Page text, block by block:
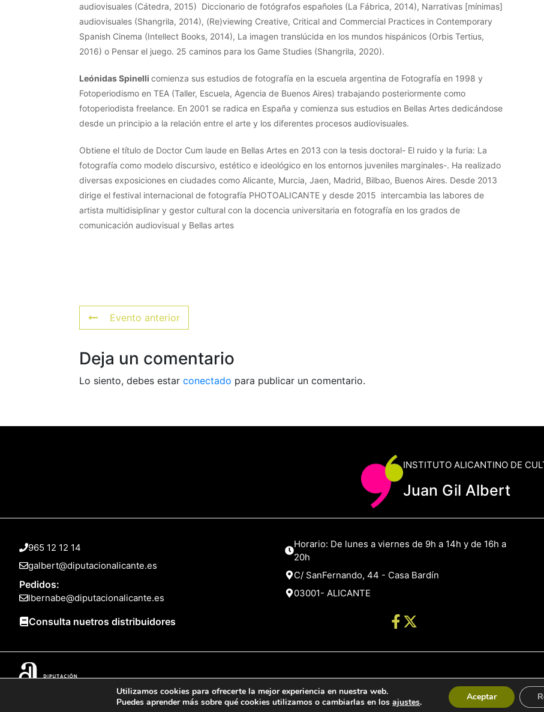
audiovisuales (Cátedra, 2015) Diccionario de fotógrafos españoles (La Fábrica, 2014), Narrativas [mínimas]
audiovisuales (Shangrila, 2014), (Re)viewing Creative, Critical and Commercial Practices in Contemporary
Spanish Cinema (Intellect Books, 2014), La imagen translúcida en los mundos hispánicos (Orbis Tertius,
2016) o Pensar el juego. 25 caminos para los Game Studies (Shangrila, 2020).
Leónidas Spinelli comienza sus estudios de fotografía en la escuela argentina de Fotografía en 1998 y
Fotoperiodismo en TEA (Taller, Escuela, Agencia de Buenos Aires) trabajando posteriormente como
fotoperiodista freelance. En 2001 se radica en España y comienza sus estudios en Bellas Artes dedicándose
desde un principio a la relación entre el arte y los diferentes procesos audiovisuales.
Obtiene el título de Doctor Cum laude en Bellas Artes en 2013 con la tesis doctoral- El ruido y la furia: La
fotografía como modelo discursivo, estético e ideológico en los entornos juveniles marginales-. Ha realizado
diversas exposiciones en ciudades como Alicante, Murcia, Jaen, Madrid, Bilbao, Buenos Aires. Desde 2013
dirige el festival internacional de fotografía PHOTOALICANTE y desde 2015 intercambia las labores de
artista multidisiplinar y gestor cultural con la docencia universitaria en fotografía en los grados de
comunicación audiovisual y Bellas artes
Evento anterior
Deja un comentario
Lo siento, debes estar conectado para publicar un comentario.
INSTITUTO ALICANTINO DE
Juan Gil Albert
965 12 12 14
galbert@diputacionalicante.es
Pedidos:
lbernabe@diputacionalicante.es
Consulta nuetros distribuidores
Horario: De lunes a viernes de 9h a 14h y de 16h a
20h
C/ SanFernando, 44 - Casa Bardín
03001- ALICANTE
© 2025 Web desarrollada por el Servicio de Informática de Diputación de Alicante
Utilizamos cookies para ofrecerte la mejor experiencia en nuestra web.
Puedes aprender más sobre qué cookies utilizamos o cambiarlas en losajustes. Aceptar